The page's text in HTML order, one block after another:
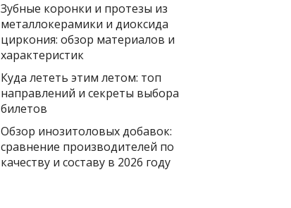
Зубные коронки и протезы из
металлокерамики и диоксида
циркония: обзор материалов и
характеристик
Куда лететь этим летом: топ
направлений и секреты выбора
билетов
Обзор инозитоловых добавок:
сравнение производителей по
качеству и составу в 2026 году